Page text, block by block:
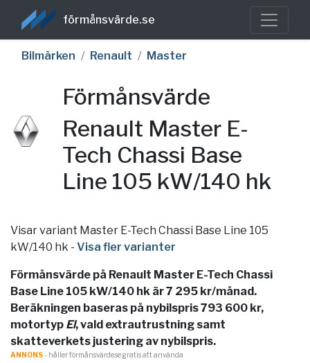
förmånsvärde.se
Bilmärken Renault Master
Förmånsvärde
Renault Master E-
Tech Chassi Base
Line 105 kW/140 hk
Visar variant Master E-Tech Chassi Base Line 105
kW/140 hk - Visa fler varianter
Förmånsvärde på Renault Master E-Tech Chassi
Base Line 105 kW/140 hk är 7 295 kr/månad.
Beräkningen baseras på nybilspris 793 600 kr,
motortyp El, vald extrautrustning samt
skatteverkets justering av nybilspris.
ANNONS- håller förmånsvärde.se gratis att använda